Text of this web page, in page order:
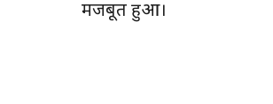
मजबूत हुआ।